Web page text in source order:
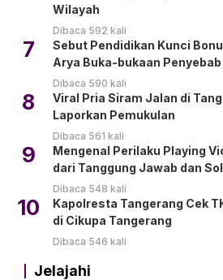
Wilayah
Dibaca 592 kali
7
Sebut Pendidikan Kunci
Arya Buka-bukaan
Dibaca 590 kali
8
Viral Pria Siram Jalan di
Laporkan Pemukulan
Dibaca 561 kali
9
Mengenal Perilaku Playing
dari Tanggung Jawab dan
Dibaca 548 kali
10
Kapolresta Tangerang Cek
di Cikupa Tangerang
Dibaca 546 kali
Jelajahi